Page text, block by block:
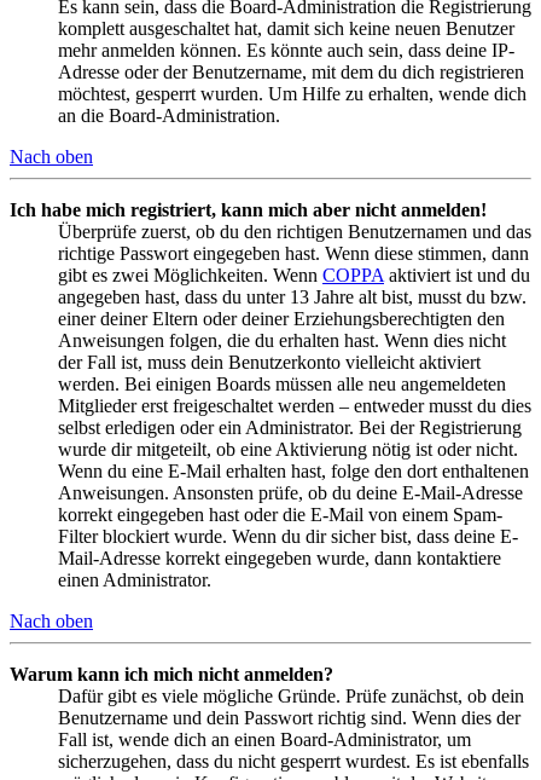
Es kann sein, dass die Board-Administration die Registrierung
komplett ausgeschaltet hat, damit sich keine neuen Benutzer
mehr anmelden können. Es könnte auch sein, dass deine IP-
Adresse oder der Benutzername, mit dem du dich registrieren
möchtest, gesperrt wurden. Um Hilfe zu erhalten, wende dich
an die Board-Administration.
Nach oben
Ich habe mich registriert, kann mich aber nicht anmelden!
Überprüfe zuerst, ob du den richtigen Benutzernamen und das
richtige Passwort eingegeben hast. Wenn diese stimmen, dann
gibt es zwei Möglichkeiten. Wenn COPPA aktiviert ist und du
angegeben hast, dass du unter 13 Jahre alt bist, musst du bzw.
einer deiner Eltern oder deiner Erziehungsberechtigten den
Anweisungen folgen, die du erhalten hast. Wenn dies nicht
der Fall ist, muss dein Benutzerkonto vielleicht aktiviert
werden. Bei einigen Boards müssen alle neu angemeldeten
Mitglieder erst freigeschaltet werden – entweder musst du dies
selbst erledigen oder ein Administrator. Bei der Registrierung
wurde dir mitgeteilt, ob eine Aktivierung nötig ist oder nicht.
Wenn du eine E-Mail erhalten hast, folge den dort enthaltenen
Anweisungen. Ansonsten prüfe, ob du deine E-Mail-Adresse
korrekt eingegeben hast oder die E-Mail von einem Spam-
Filter blockiert wurde. Wenn du dir sicher bist, dass deine E-
Mail-Adresse korrekt eingegeben wurde, dann kontaktiere
einen Administrator.
Nach oben
Warum kann ich mich nicht anmelden?
Dafür gibt es viele mögliche Gründe. Prüfe zunächst, ob dein
Benutzername und dein Passwort richtig sind. Wenn dies der
Fall ist, wende dich an einen Board-Administrator, um
sicherzugehen, dass du nicht gesperrt wurdest. Es ist ebenfalls